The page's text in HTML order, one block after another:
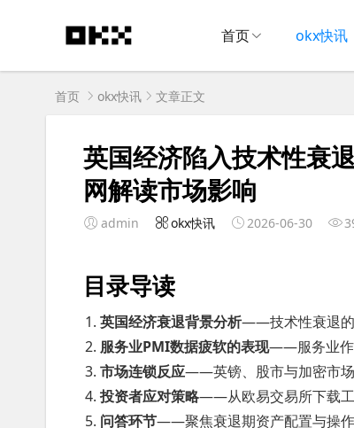
首页 okx快讯
首页 okx快讯 文章正文
英国经济陷入技术性衰
网解读市场影响
admin okx快讯 2026-06-30
目录导读
英国经济衰退背景分析——技术性衰退
服务业PMI数据疲软的表现——服务业作
市场连锁反应——英镑、股市与加密市
投资者应对策略——从欧易交易所下载
问答环节——聚焦衰退期资产配置与操